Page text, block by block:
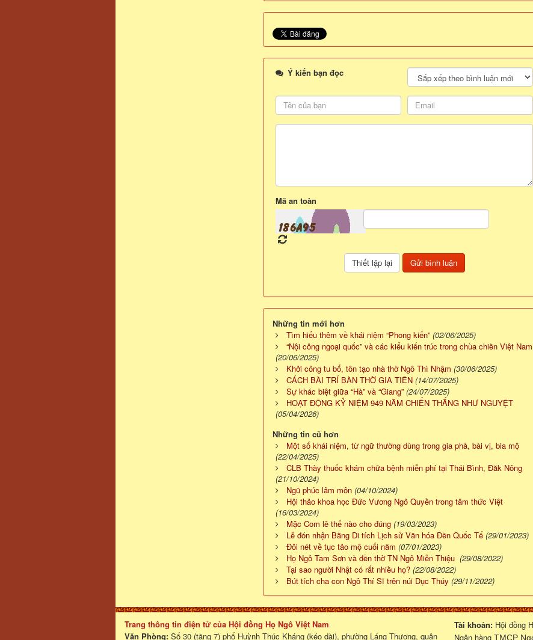
Ý kiến bạn đọc
Mã an toàn
Những tin mới hơn
Tìm hiểu thêm về khái niệm “Phong kiến” (02/06/2025)
“Nội công ngoại quốc” và các kiểu kiến trúc trong chùa chiền Việt Nam
(20/06/2025)
Khởi công tu bổ, tôn tạo nhà thờ Ngô Thì Nhậm (30/06/2025)
CÁCH BÀI TRÍ BÀN THỜ GIA TIÊN (14/07/2025)
Sự khác biệt giữa “Hà” và “Giang” (24/07/2025)
HOẠT ĐỘNG KỶ NIỆM 949 NĂM CHIẾN THẮNG NHƯ NGUYỆT
(05/04/2026)
Những tin cũ hơn
Một số khái niệm, từ ngữ thường dùng trong gia phả, bài vị, bia mộ
(22/04/2025)
CLB Thày thuốc khám chữa bệnh miễn phí tại Thái Bình, Đăk Nông
(21/10/2024)
Ngũ phúc lâm môn (04/10/2024)
Hội thảo khoa học Đức Vương Ngô Quyền trong tâm thức Việt
(16/03/2024)
Mặc Com lê thế nào cho đúng (19/03/2023)
Lễ đón nhận Bằng Di tích Lịch sử Văn hóa Đền Quốc Tế (29/01/2023)
Đôi nét về tục tảo mộ cuối năm (07/01/2023)
Họ Ngô Tam Sơn và đền thờ TN Ngô Miễn Thiệu (29/08/2022)
Tại sao người Nhật có rất nhiều họ? (22/08/2022)
Bút tích cha con Ngô Thí Sĩ trên núi Dục Thúy (29/11/2022)
Trang thông tin điện tử của Hội đồng Họ Ngô Việt Nam
Văn Phòng: Số 30 (tầng 7) phố Huỳnh Thúc Kháng (kéo dài), phường Láng Thượng, quận
Tài khoản: Hội đồng
Ngân hàngTMCP